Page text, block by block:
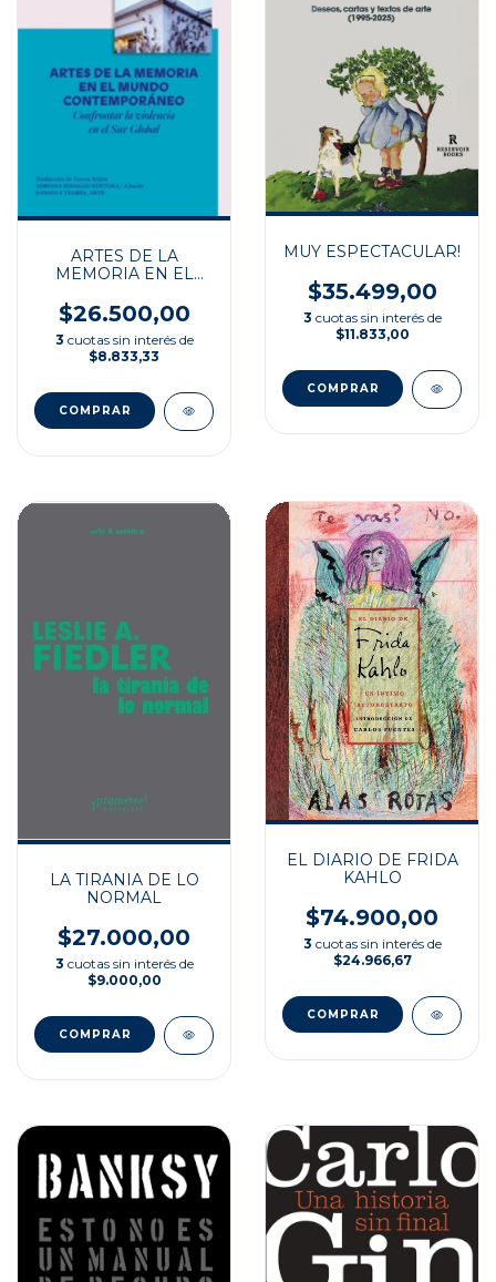
ARTES DE LA
MEMORIA EN EL
CONTEMPORANEO
$26.500,00
3 cuotas sin interés de
$8.833,33
MUY ESPECTACULAR!
$35.499,00
3 cuotas sin interés de
$11.833,00
LA TIRANIA DE LO
NORMAL
$27.000,00
3 cuotas sin interés de
$9.000,00
EL DIARIO DE FRIDA
KAHLO
$74.900,00
3 cuotas sin interés de
$24.966,67